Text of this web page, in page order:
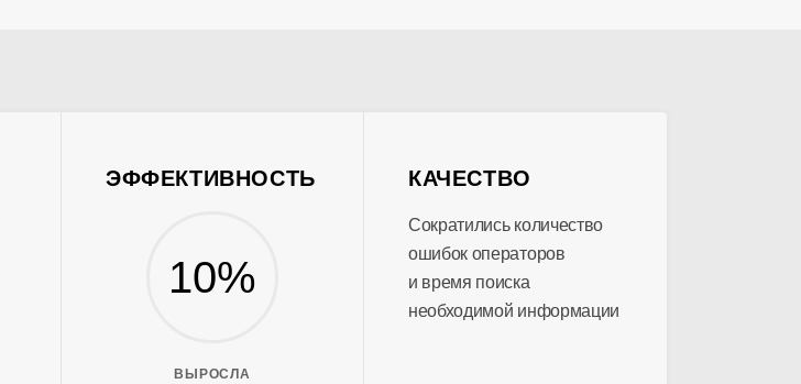
ЭФФЕКТИВНОСТЬ
10%
ВЫРОСЛА
КАЧЕСТВО
Сократились количество
ошибок операторов
и время поиска
необходимой информации